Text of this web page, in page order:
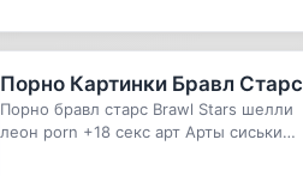
Порно Картинки Бравл Старс
Порно бравл старс Brawl Stars шелли
леон porn +18 секс арт Арты сиськи